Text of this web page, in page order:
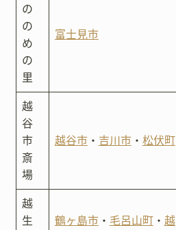
の
の
め
の
里
富士見市
越
谷
市
斎
場
越谷市・ 吉川市・ 松伏町
越
生
鶴ヶ島市・ 毛呂山町・ 越